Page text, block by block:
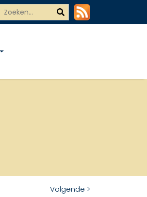
Volgende >